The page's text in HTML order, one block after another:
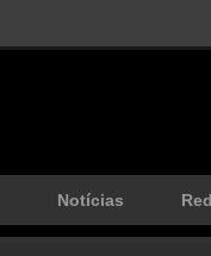
Notícias